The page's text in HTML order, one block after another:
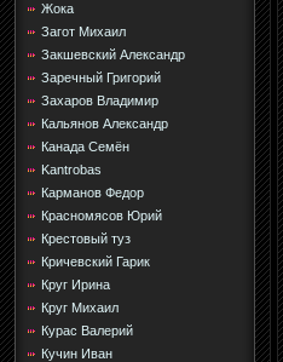
Жока
Загот Михаил
Закшевский Александр
Заречный Григорий
Захаров Владимир
Кальянов Александр
Канада Семён
Kantrobas
Карманов Федор
Красномясов Юрий
Крестовый туз
Кричевский Гарик
Круг Ирина
Круг Михаил
Курас Валерий
Кучин Иван